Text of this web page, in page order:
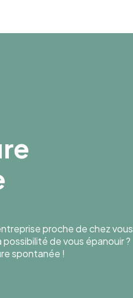
proche de chez vous
de vous épanouir ?
spontanée !